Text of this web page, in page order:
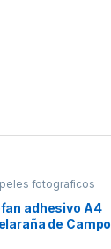
fotograficos
adhesivo A4
de Campo